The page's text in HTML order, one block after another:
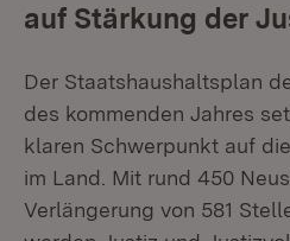
auf Stärkung der
Der Staatshaushaltsplan
des kommenden Jahres
klaren Schwerpunkt auf
im Land. Mit rund 450
Verlängerung von 581